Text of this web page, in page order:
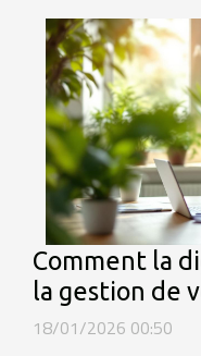
Comment la
la gestion de
18/01/2026 00:50